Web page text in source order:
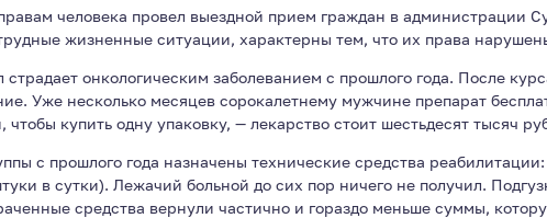
человека провел выездной прием граждан в администрации
жизненные ситуации, характерны тем, что их права
страдает онкологическим заболеванием с прошлого года. После
Уже несколько месяцев сорокалетнему мужчине препарат
чтобы купить одну упаковку, — лекарство стоит шестьдесят тысяч
с прошлого года назначены технические средства
в сутки). Лежачий больной до сих пор ничего не получил.
средства вернули частично и гораздо меньше суммы,